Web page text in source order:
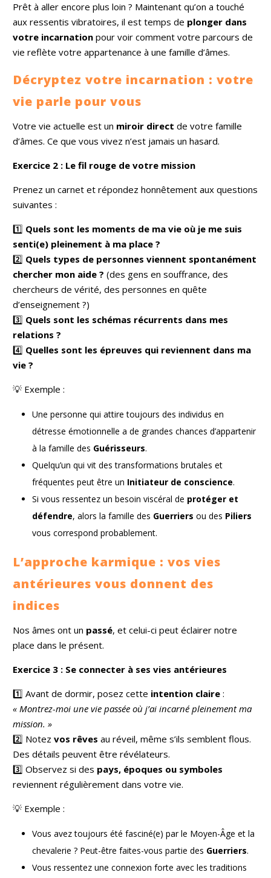
Prêt à aller encore plus loin ? Maintenant qu’on a touché
aux ressentis vibratoires, il est temps de plonger dans
votre incarnation pour voir comment votre parcours de
vie reflète votre appartenance à une famille d’âmes.
Décryptez votre incarnation : votre
vie parle pour vous
Votre vie actuelle est un miroir direct de votre famille
d’âmes. Ce que vous vivez n’est jamais un hasard.
Exercice 2 : Le fil rouge de votre mission
Prenez un carnet et répondez honnêtement aux questions
suivantes :
1️⃣ Quels sont les moments de ma vie où je me suis
senti(e) pleinement à ma place ?
2️⃣ Quels types de personnes viennent spontanément
chercher mon aide ? (des gens en souffrance, des
chercheurs de vérité, des personnes en quête
d’enseignement ?)
3️⃣ Quels sont les schémas récurrents dans mes
relations ?
4️⃣ Quelles sont les épreuves qui reviennent dans ma
vie ?
💡 Exemple :
Une personne qui attire toujours des individus en
détresse émotionnelle a de grandes chances d’appartenir
à la famille des Guérisseurs.
Quelqu’un qui vit des transformations brutales et
fréquentes peut être un Initiateur de conscience.
Si vous ressentez un besoin viscéral de protéger et
défendre, alors la famille des Guerriers ou des Piliers
vous correspond probablement.
L’approche karmique : vos vies
antérieures vous donnent des
indices
Nos âmes ont un passé, et celui-ci peut éclairer notre
place dans le présent.
Exercice 3 : Se connecter à ses vies antérieures
1️⃣ Avant de dormir, posez cette intention claire :
« Montrez-moi une vie passée où j’ai incarné pleinement ma
mission. »
2️⃣ Notez vos rêves au réveil, même s’ils semblent flous.
Des détails peuvent être révélateurs.
3️⃣ Observez si des pays, époques ou symboles
reviennent régulièrement dans votre vie.
💡 Exemple :
Vous avez toujours été fasciné(e) par le Moyen-Âge et la
chevalerie ? Peut-être faites-vous partie des Guerriers.
Vous ressentez une connexion forte avec les traditions